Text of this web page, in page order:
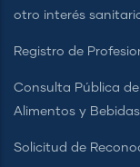
otro interés
Registro de
Consulta Pública
Alimentos y Bebidas
Solicitud de